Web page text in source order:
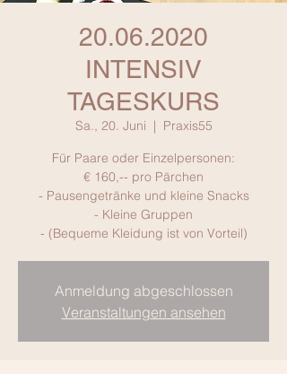
20.06.2020
INTENSIV
TAGESKURS
Sa., 20. Juni
  |
Praxis55
Für Paare oder Einzelpersonen:
€ 160,-- pro Pärchen
- Pausengetränke und kleine Snacks
- Kleine Gruppen
- (Bequeme Kleidung ist von Vorteil)
Anmeldung abgeschlossen
Veranstaltungen ansehen